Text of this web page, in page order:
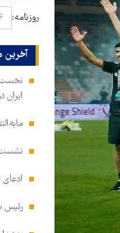
روزنامه:
آخرین
نشست
ادعای
رئیس